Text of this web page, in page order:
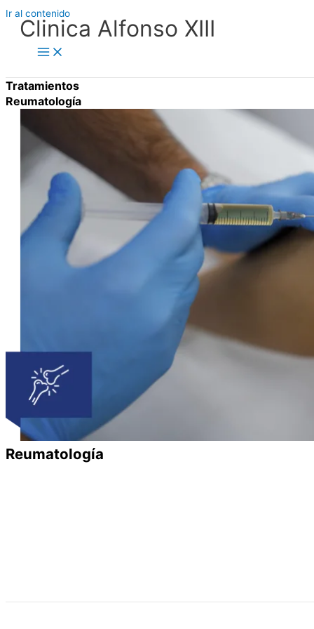
Ir al contenido
Clinica Alfonso XIII
Tratamientos
Reumatología
Reumatología